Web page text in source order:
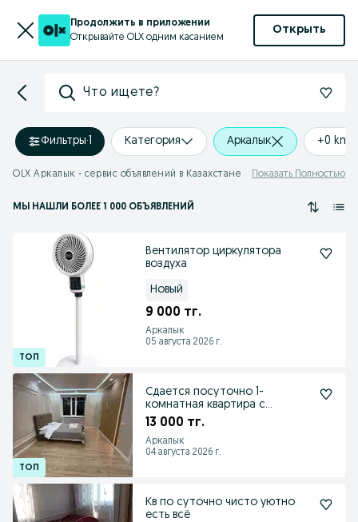
Продолжить в приложении
Открывайте OLX одним касанием
Открыть
Что ищете?
Фильтры·1 Категория Аркалык +0 km
OLX Аркалык - сервис объявлений в Казахстане Показать Полностью
МЫ НАШЛИ БОЛЕЕ 1 000 ОБЪЯВЛЕНИЙ
Вентилятор циркулятора
воздуха
Новый
9 000 тг.
Аркалык
05 августа 2026 г.
Сдается посуточно 1-
комнатная квартира с
евроремонтом
13 000 тг.
Аркалык
04 августа 2026 г.
Кв по суточно чисто уютно
есть всё